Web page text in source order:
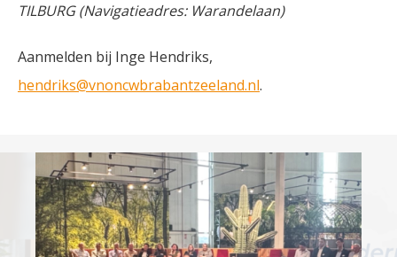
TILBURG (Navigatieadres: Warandelaan)
Aanmelden bij Inge Hendriks,
hendriks@vnoncwbrabantzeeland.nl.